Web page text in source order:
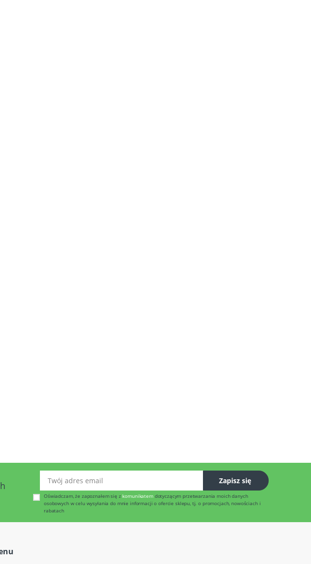
Zapisz się
Oświadczam, że zapoznałem się z komunikatemdotyczącym przetwarzania moich danych
osobowych w celu wysyłania do mnie informacji o ofercie sklepu, tj. o promocjach, nowościach i
rabatach